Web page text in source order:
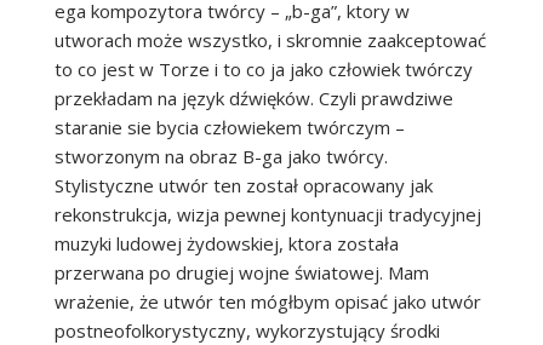
ega kompozytora twórcy – „b-ga”, ktory w
utworach może wszystko, i skromnie zaakceptować
to co jest w Torze i to co ja jako człowiek twórczy
przekładam na język dźwięków. Czyli prawdziwe
staranie sie bycia człowiekem twórczym –
stworzonym na obraz B-ga jako twórcy.
Stylistyczne utwór ten został opracowany jak
rekonstrukcja, wizja pewnej kontynuacji tradycyjnej
muzyki ludowej żydowskiej, ktora została
przerwana po drugiej wojne światowej. Mam
wrażenie, że utwór ten mógłbym opisać jako utwór
postneofolkorystyczny, wykorzystujący środki